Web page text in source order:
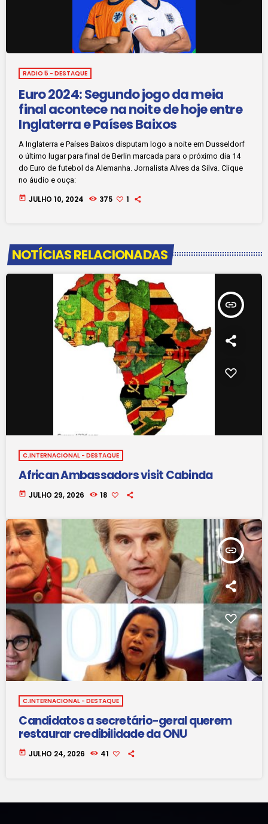
RADIO 5 - DESTAQUE
Euro 2024: Segundo jogo da meia
final acontece na noite de hoje entre
Inglaterra e Países Baixos
A Inglaterra e Países Baixos disputam logo a noite em Dusseldorf
o último lugar para final de Berlin marcada para o próximo dia 14
do Euro de futebol da Alemanha. Jornalista Alves da Silva. Clique
no áudio e ouça:
today JULHO 10, 2024 375 1
NOTÍCIAS RELACIONADAS
insert_link
C.INTERNACIONAL - DESTAQUE
African Ambassadors visit Cabinda
today JULHO 29, 2026 18
insert_link
C.INTERNACIONAL - DESTAQUE
Candidatos a secretário-geral querem
restaurar credibilidade da ONU
today JULHO 24, 2026 41